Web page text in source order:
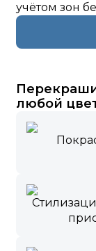
учётом зон
любой